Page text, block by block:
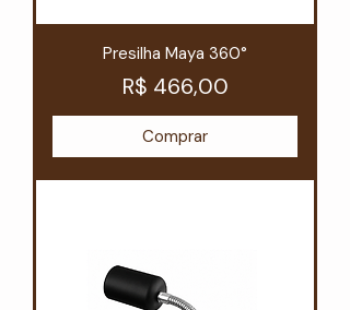
Presilha Maya 360°
Preço
R$ 466,00
Comprar